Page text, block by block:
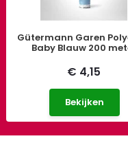
Gütermann Garen
Baby Blauw 200
€ 4,15
Bekijken